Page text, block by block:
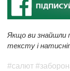
Якщо ви знайшли
тексту і
#салют